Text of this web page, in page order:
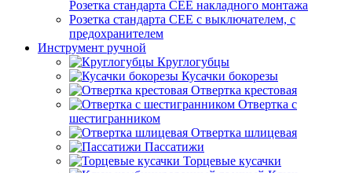
Розетка стандарта СЕЕ накладного монтажа
Розетка стандарта СЕЕ с выключателем, с
предохранителем
Инструмент ручной
Круглогубцы
Кусачки бокорезы
Отвертка крестовая
Отвертка с
шестигранником
Отвертка шлицевая
Пассатижи
Торцевые кусачки